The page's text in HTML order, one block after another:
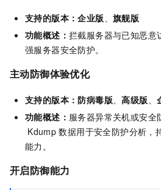
支持的版本：企业版 、旗舰版
功能概述： 拦截服务器与已知恶意
强服务器安全防护。
主动防御体验优化
支持的版本：防病毒版 、高级版 、
功能概述： 服务器异常关机或安全
Kdump 数据用于安全防护分析，
能力。
开启防御能力